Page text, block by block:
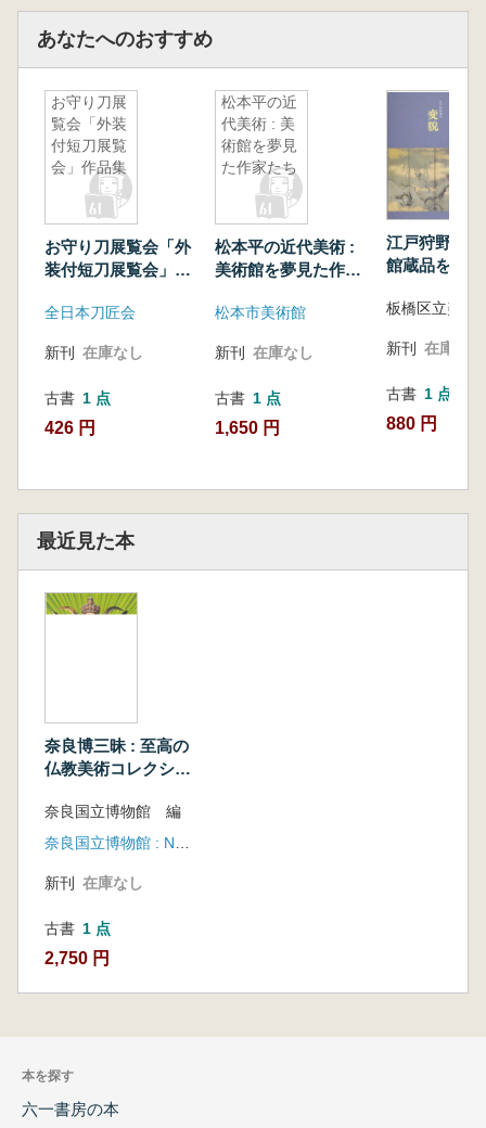
レクション 野尻忠
考古 奈良国立博物館の考古部門について 吉
澤悟
奈良博のあゆみ 奈良国立博物館と「コレクシ
ョン」 草創期を中心に 宮崎幹子
展示品解説
展示品目録
あなたへのおすすめ
お守り刀展
覧会「外装
付短刀展覧
会」作品集
お守り刀展覧会「外
装付短刀展覧会」作
全日本刀匠会
新刊 在庫なし
古書 1 点
426 円
松本平の近
代美術 : 美
術館を夢見
た作家たち
松本平の近代美術 :
美術館を夢見た作家
松本市美術館
新刊 在庫なし
古書 1 点
1,650 円
江戸狩野派
館蔵品を中
板橋区立美術
新刊 在庫なし
古書 1 点
880 円
最近見た本
奈良博三昧 : 至高の
仏教美術コレクショ
奈良国立博物館 編
新刊 在庫なし
古書 1 点
2,750 円
本を探す
六一書房の本